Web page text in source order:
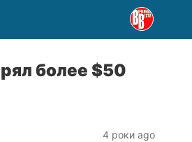
более $50
4 роки ago